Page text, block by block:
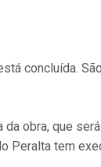
concluída.
obra, que
Peralta tem